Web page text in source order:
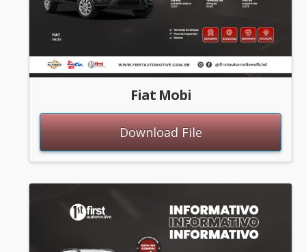
Fiat Mobi
Download File